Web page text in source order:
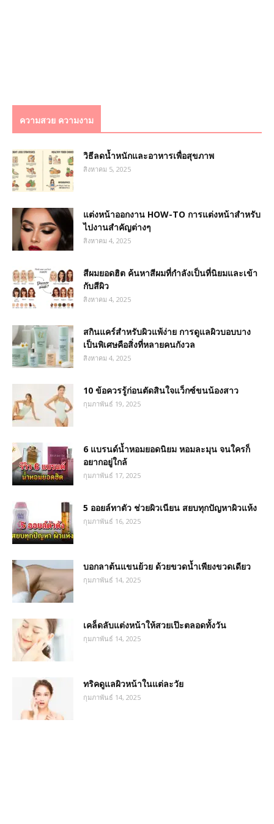
ความสวย ความงาม
วิธีลดน้ำหนักและอาหารเพื่อสุขภาพ
สิงหาคม 5, 2025
แต่งหน้าออกงาน HOW-TO การแต่งหน้าสำหรับ
ไปงานสำคัญต่างๆ
สิงหาคม 4, 2025
สีผมยอดฮิต ค้นหาสีผมที่กำลังเป็นที่นิยมและเข้า
กับสีผิว
สิงหาคม 4, 2025
สกินแคร์สำหรับผิวแพ้ง่าย การดูแลผิวบอบบาง
เป็นพิเศษคือสิ่งที่หลายคนกังวล
สิงหาคม 4, 2025
10 ข้อควรรู้ก่อนตัดสินใจแว็กซ์ขนน้องสาว
กุมภาพันธ์ 19, 2025
6 แบรนด์น้ำหอมยอดนิยม หอมละมุน จนใครก็
อยากอยู่ใกล้
กุมภาพันธ์ 17, 2025
5 ออยล์ทาตัว ช่วยผิวเนียน สยบทุกปัญหาผิวแห้ง
กุมภาพันธ์ 16, 2025
บอกลาต้นแขนย้วย ด้วยขวดน้ำเพียงขวดเดียว
กุมภาพันธ์ 14, 2025
เคล็ดลับแต่งหน้าให้สวยเป๊ะตลอดทั้งวัน
กุมภาพันธ์ 14, 2025
ทริคดูแลผิวหน้าในแต่ละวัย
กุมภาพันธ์ 14, 2025